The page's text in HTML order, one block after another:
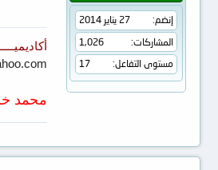
إنضم
27 يناير 2014
المشاركات
1,026
مستوى التفاعل
17
محمد